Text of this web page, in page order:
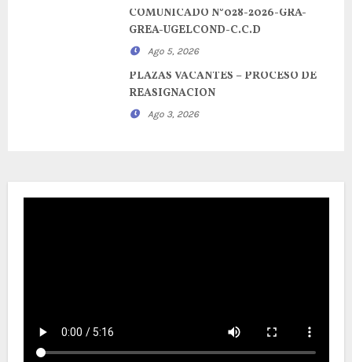
COMUNICADO N°028-2026-GRA-
GREA-UGELCOND-C.C.D
Ago 5, 2026
PLAZAS VACANTES – PROCESO DE
REASIGNACION
Ago 3, 2026